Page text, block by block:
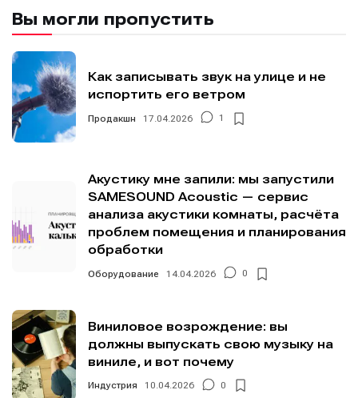
Вы могли пропустить
Как записывать звук на улице и не
испортить его ветром
Продакшн 17.04.2026 1
Акустику мне запили: мы запустили
SAMESOUND Acoustic — сервис
анализа акустики комнаты, расчёта
проблем помещения и планирования
обработки
Оборудование 14.04.2026 0
Виниловое возрождение: вы
должны выпускать свою музыку на
виниле, и вот почему
Индустрия 10.04.2026 0